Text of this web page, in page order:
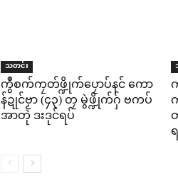
သတင်း
ကွဳစက်ကၠတ်ဖ္ဍိုက်ပၠောပ်နင် ကော
န်ဍုင်ဗၟာ (၄၃) တၠ မွဲဖ္ဍိုက်ဂှ် ဗကပ်
အာတုဲ ဒးဒုင်ရပ်